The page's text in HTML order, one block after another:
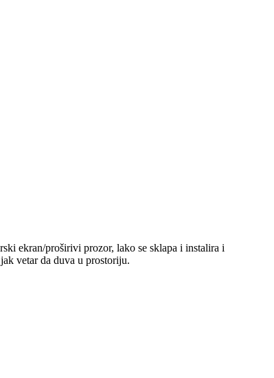
ekran/proširivi prozor, lako se sklapa i instalira i
vetar da duva u prostoriju.